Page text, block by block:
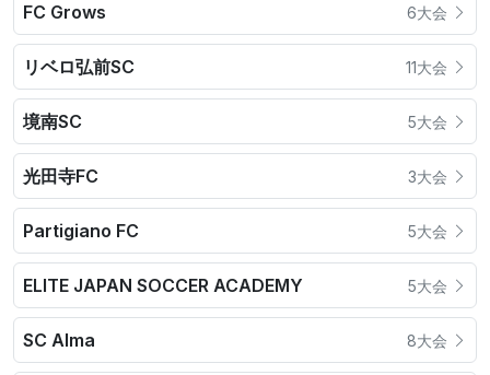
FC Grows 6大会
リベロ弘前SC 11大会
境南SC 5大会
光田寺FC 3大会
Partigiano FC 5大会
ELITE JAPAN SOCCER ACADEMY 5大会
SC Alma 8大会